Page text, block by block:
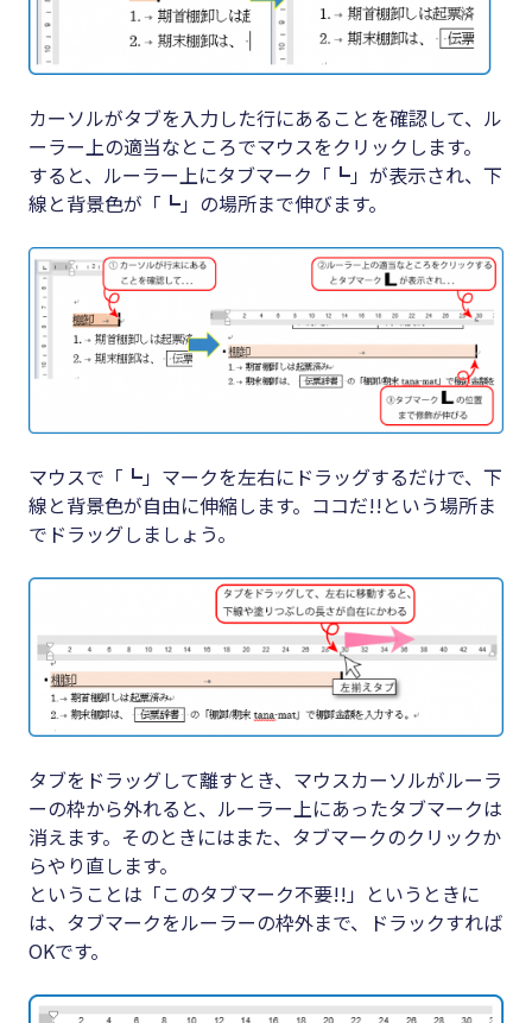
カーソルがタブを入力した行にあることを確認して、ル
ーラー上の適当なところでマウスをクリックします。
すると、ルーラー上にタブマーク「┗」が表示され、下
線と背景色が「┗」の場所まで伸びます。
マウスで「┗」マークを左右にドラッグするだけで、下
線と背景色が自由に伸縮します。ココだ!!という場所ま
でドラッグしましょう。
タブをドラッグして離すとき、マウスカーソルがルーラ
ーの枠から外れると、ルーラー上にあったタブマークは
消えます。そのときにはまた、タブマークのクリックか
らやり直します。
ということは「このタブマーク不要!!」というときに
は、タブマークをルーラーの枠外まで、ドラックすれば
OKです。